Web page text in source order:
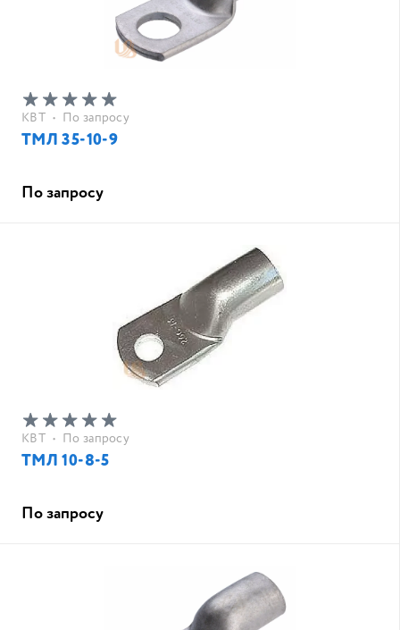
КВТ • По запросу
ТМЛ 35-10-9
По запросу
КВТ • По запросу
ТМЛ 10-8-5
По запросу